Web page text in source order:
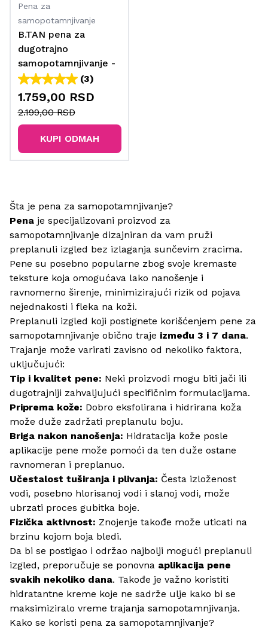
Pena za
samopotamnjivanje
B.TAN pena za
dugotrajno
samopotamnjivanje -
forever + ever 200 ml
(3)
1.759,00 RSD
2.199,00 RSD
KUPI ODMAH
Šta je pena za samopotamnjivanje?
Pena je specijalizovani proizvod za
samopotamnjivanje dizajniran da vam pruži
preplanuli izgled bez izlaganja sunčevim zracima.
Pene su posebno popularne zbog svoje kremaste
teksture koja omogućava lako nanošenje i
ravnomerno širenje, minimizirajući rizik od pojava
nejednakosti i fleka na koži.
Preplanuli izgled koji postignete korišćenjem pene za
samopotamnjivanje obično traje između 3 i 7 dana.
Trajanje može varirati zavisno od nekoliko faktora,
uključujući:
Tip i kvalitet pene: Neki proizvodi mogu biti jači ili
dugotrajniji zahvaljujući specifičnim formulacijama.
Priprema kože: Dobro eksfolirana i hidrirana koža
može duže zadržati preplanulu boju.
Briga nakon nanošenja: Hidratacija kože posle
aplikacije pene može pomoći da ten duže ostane
ravnomeran i preplanuo.
Učestalost tuširanja i plivanja: Česta izloženost
vodi, posebno hlorisanoj vodi i slanoj vodi, može
ubrzati proces gubitka boje.
Fizička aktivnost: Znojenje takođe može uticati na
brzinu kojom boja bledi.
Da bi se postigao i održao najbolji mogući preplanuli
izgled, preporučuje se ponovna aplikacija pene
svakih nekoliko dana. Takođe je važno koristiti
hidratantne kreme koje ne sadrže ulje kako bi se
maksimiziralo vreme trajanja samopotamnjivanja.
Kako se koristi pena za samopotamnjivanje?